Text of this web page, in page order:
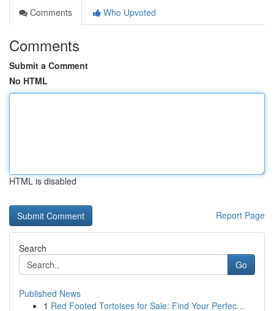
Comments
Who Upvoted
Comments
Submit a Comment
No HTML
HTML is disabled
Report Page
Search
Go
Published News
1 Red Footed Tortoises for Sale: Find Your Perfec...